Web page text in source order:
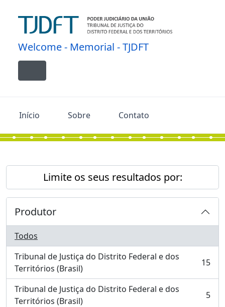
Welcome - Memorial - TJDFT
Toggle navigation
Início Sobre Contato
Limite os seus resultados por:
Produtor
Todos
Tribunal de Justiça do Distrito Federal e dos
Territórios (Brasil)
, 15 resultados 15
Tribunal de Justiça do Distrito Federal e dos
Territórios (Brasil)
, 5 resultados 5